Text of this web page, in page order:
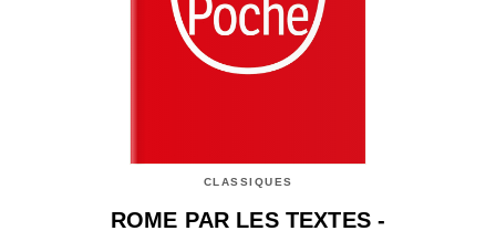
CLASSIQUES
ROME PAR LES TEXTES -